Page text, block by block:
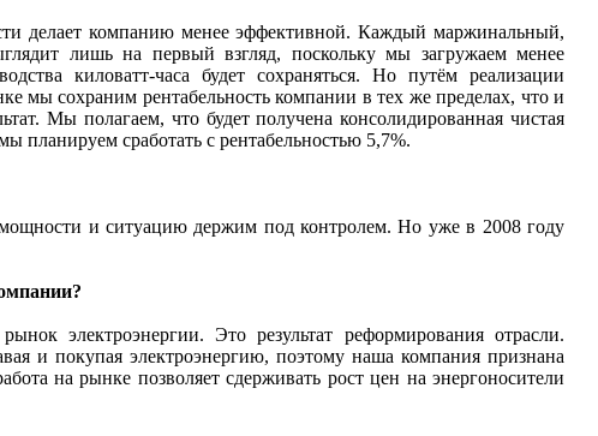
делает компанию менее эффективной. Каждый маржинальный,
лишь на первый взгляд, поскольку мы загружаем менее
киловатт-часа будет сохраняться. Но путём реализации
мы сохраним рентабельность компании в тех же пределах, что и
Мы полагаем, что будет получена консолидированная чистая
планируем сработать с рентабельностью 5,7%.
и ситуацию держим под контролем. Но уже в 2008 году
электроэнергии. Это результат реформирования отрасли.
и покупая электроэнергию, поэтому наша компания признана
на рынке позволяет сдерживать рост цен на энергоносители